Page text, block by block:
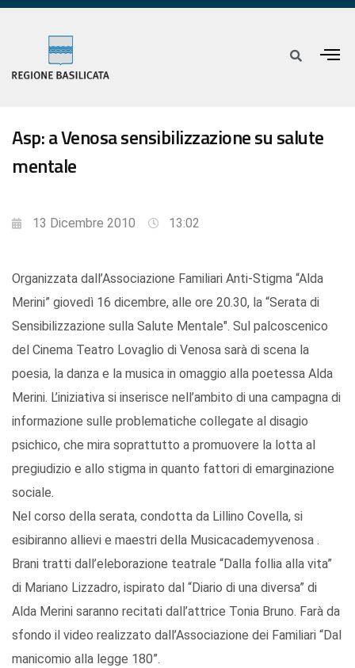
Asp: a Venosa sensibilizzazione su salute
mentale
13 Dicembre 2010 13:02
Organizzata dall’Associazione Familiari Anti-Stigma “Alda
Merini” giovedì 16 dicembre, alle ore 20.30, la “Serata di
Sensibilizzazione sulla Salute Mentale". Sul palcoscenico
del Cinema Teatro Lovaglio di Venosa sarà di scena la
poesia, la danza e la musica in omaggio alla poetessa Alda
Merini. L’iniziativa si inserisce nell’ambito di una campagna di
informazione sulle problematiche collegate al disagio
psichico, che mira soprattutto a promuovere la lotta al
pregiudizio e allo stigma in quanto fattori di emarginazione
sociale.
Nel corso della serata, condotta da Lillino Covella, si
esibiranno allievi e maestri della Musicacademyvenosa .
Brani tratti dall’eleborazione teatrale “Dalla follia alla vita”
di Mariano Lizzadro, ispirato dal “Diario di una diversa” di
Alda Merini saranno recitati dall’attrice Tonia Bruno. Farà da
sfondo il video realizzato dall’Associazione dei Familiari “Dal
manicomio alla legge 180”.